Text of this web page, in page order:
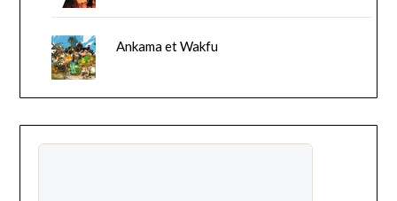
Ankama et Wakfu